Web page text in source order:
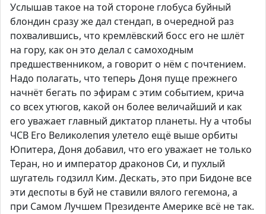
Услышав такое на той стороне глобуса буйный
блондин сразу же дал стендап, в очередной раз
похвалившись, что кремлёвский босс его не шлёт
на гору, как он это делал с самоходным
предшественником, а говорит о нём с почтением.
Надо полагать, что теперь Доня пуще прежнего
начнёт бегать по эфирам с этим событием, крича
со всех утюгов, какой он более величайший и как
его уважает главный диктатор планеты. Ну а чтобы
ЧСВ Его Великолепия улетело ещё выше орбиты
Юпитера, Доня добавил, что его уважает не только
Теран, но и император драконов Си, и пухлый
шугатель годзилл Ким. Дескать, это при Бидоне все
эти деспоты в буй не ставили вялого гегемона, а
при Самом Лучшем Президенте Америке всё не так.